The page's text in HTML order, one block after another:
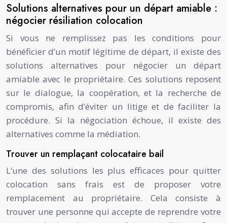
Solutions alternatives pour un départ amiable :
négocier résiliation colocation
Si vous ne remplissez pas les conditions pour
bénéficier d’un motif légitime de départ, il existe des
solutions alternatives pour négocier un départ
amiable avec le propriétaire. Ces solutions reposent
sur le dialogue, la coopération, et la recherche de
compromis, afin d’éviter un litige et de faciliter la
procédure. Si la négociation échoue, il existe des
alternatives comme la médiation.
Trouver un remplaçant colocataire bail
L’une des solutions les plus efficaces pour quitter
colocation sans frais est de proposer votre
remplacement au propriétaire. Cela consiste à
trouver une personne qui accepte de reprendre votre